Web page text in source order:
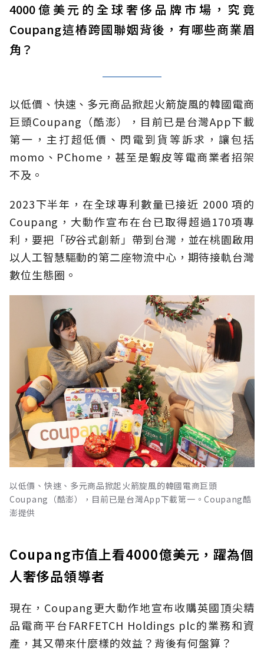
4000億美元的全球奢侈品牌市場，究竟
Coupang這樁跨國聯姻背後，有哪些商業眉
角？
以低價、快速、多元商品掀起火箭旋風的韓國電商
巨頭Coupang（酷澎），目前已是台灣App下載
第一，主打超低價、閃電到貨等訴求，讓包括
momo、PChome，甚至是蝦皮等電商業者招架
不及。
2023下半年，在全球專利數量已接近 2000 項的
Coupang，大動作宣布在台已取得超過170項專
利，要把「矽谷式創新」帶到台灣，並在桃園啟用
以人工智慧驅動的第二座物流中心，期待接軌台灣
數位生態圈。
以低價、快速、多元商品掀起火箭旋風的韓國電商巨頭
Coupang（酷澎），目前已是台灣App下載第一。Coupang酷
澎提供
Coupang市值上看4000億美元，躍為個
人奢侈品領導者
現在，Coupang更大動作地宣布收購英國頂尖精
品電商平台FARFETCH Holdings plc的業務和資
產，其又帶來什麼樣的效益？背後有何盤算？